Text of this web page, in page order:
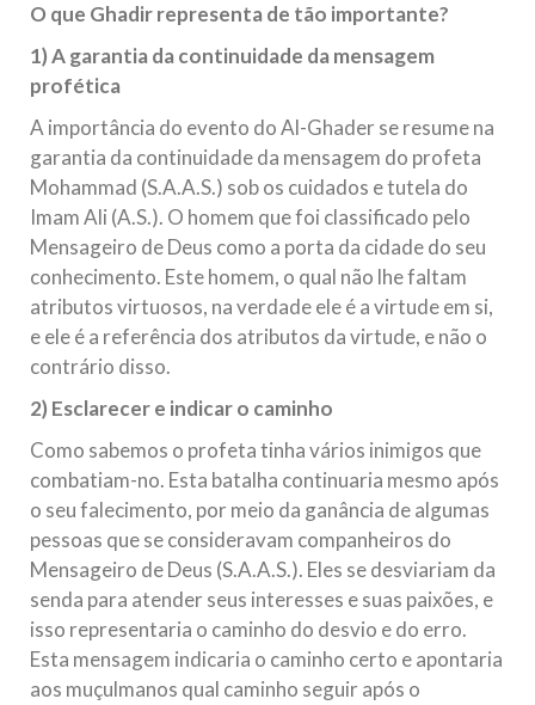
O que Ghadir representa de tão importante?
1) A garantia da continuidade da mensagem
profética
A importância do evento do Al-Ghader se resume na
garantia da continuidade da mensagem do profeta
Mohammad (S.A.A.S.) sob os cuidados e tutela do
Imam Ali (A.S.). O homem que foi classificado pelo
Mensageiro de Deus como a porta da cidade do seu
conhecimento. Este homem, o qual não lhe faltam
atributos virtuosos, na verdade ele é a virtude em si,
e ele é a referência dos atributos da virtude, e não o
contrário disso.
2) Esclarecer e indicar o caminho
Como sabemos o profeta tinha vários inimigos que
combatiam-no. Esta batalha continuaria mesmo após
o seu falecimento, por meio da ganância de algumas
pessoas que se consideravam companheiros do
Mensageiro de Deus (S.A.A.S.). Eles se desviariam da
senda para atender seus interesses e suas paixões, e
isso representaria o caminho do desvio e do erro.
Esta mensagem indicaria o caminho certo e apontaria
aos muçulmanos qual caminho seguir após o